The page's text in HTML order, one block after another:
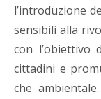
l’introduzione
sensibili alla
con l’obiettivo
cittadini e
che